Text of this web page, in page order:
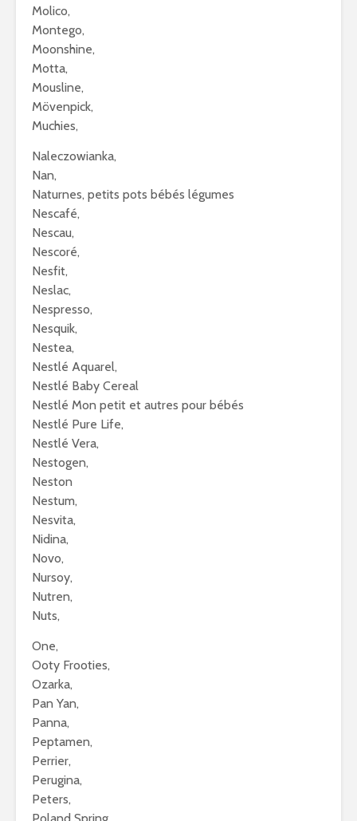
Molico,
Montego,
Moonshine,
Motta,
Mousline,
Mövenpick,
Muchies,
Naleczowianka,
Nan,
Naturnes, petits pots bébés légumes
Nescafé,
Nescau,
Nescoré,
Nesfit,
Neslac,
Nespresso,
Nesquik,
Nestea,
Nestlé Aquarel,
Nestlé Baby Cereal
Nestlé Mon petit et autres pour bébés
Nestlé Pure Life,
Nestlé Vera,
Nestogen,
Neston
Nestum,
Nesvita,
Nidina,
Novo,
Nursoy,
Nutren,
Nuts,
One,
Ooty Frooties,
Ozarka,
Pan Yan,
Panna,
Peptamen,
Perrier,
Perugina,
Peters,